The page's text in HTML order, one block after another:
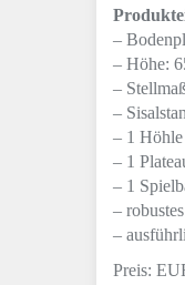
–
– Höhe:
–
–
– 1
– 1
– 1
–
–
Preis: